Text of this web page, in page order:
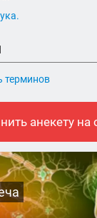
терминов
анекету на